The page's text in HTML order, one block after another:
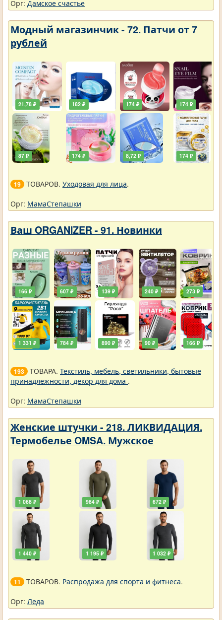
Орг: Дамское счастье
Модный магазинчик - 72. Патчи от 7
рублей
21,78 ₽
87 ₽
182 ₽
174 ₽
174 ₽
8,72 ₽
174 ₽
174 ₽
19 ТОВАРОВ. Уходовая для лица.
Орг: МамаСтепашки
Ваш ORGANIZER - 91. Новинки
166 ₽
1 331 ₽
607 ₽
784 ₽
139 ₽
890 ₽
240 ₽
90 ₽
273 ₽
166 ₽
193 ТОВАРА. Текстиль, мебель, светильники, бытовые
принадлежности, декор для дома .
Орг: МамаСтепашки
Женские штучки - 218. ЛИКВИДАЦИЯ.
Термобелье OMSA. Мужское
1 068 ₽
1 440 ₽
984 ₽
1 195 ₽
672 ₽
1 032 ₽
11 ТОВАРОВ. Распродажа для спорта и фитнеса.
Орг: Леда